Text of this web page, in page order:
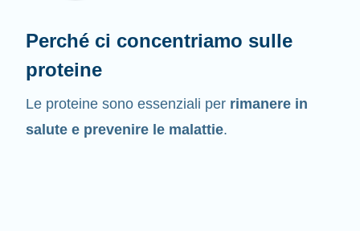
Perché ci concentriamo sulle
proteine
Le proteine sono essenziali per rimanere in
salute e prevenire le malattie.